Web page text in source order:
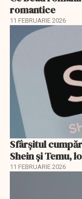
romantice
11 FEBRUARIE 2026
Sfârșitul
Shein și Temu,
11 FEBRUARIE 2026